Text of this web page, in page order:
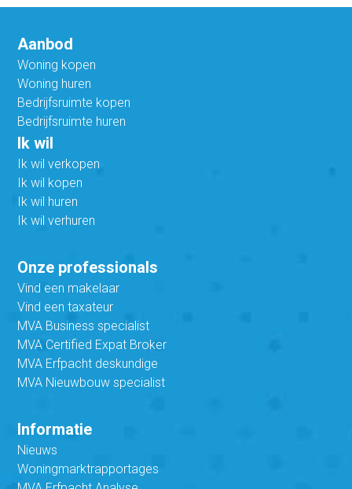
Aanbod
Woning kopen
Woning huren
Bedrijfsruimte kopen
Bedrijfsruimte huren
Ik wil
Ik wil verkopen
Ik wil kopen
Ik wil huren
Ik wil verhuren
Onze professionals
Vind een makelaar
Vind een taxateur
MVA Business specialist
MVA Certified Expat Broker
MVA Erfpacht deskundige
MVA Nieuwbouw specialist
Informatie
Nieuws
Woningmarktrapportages